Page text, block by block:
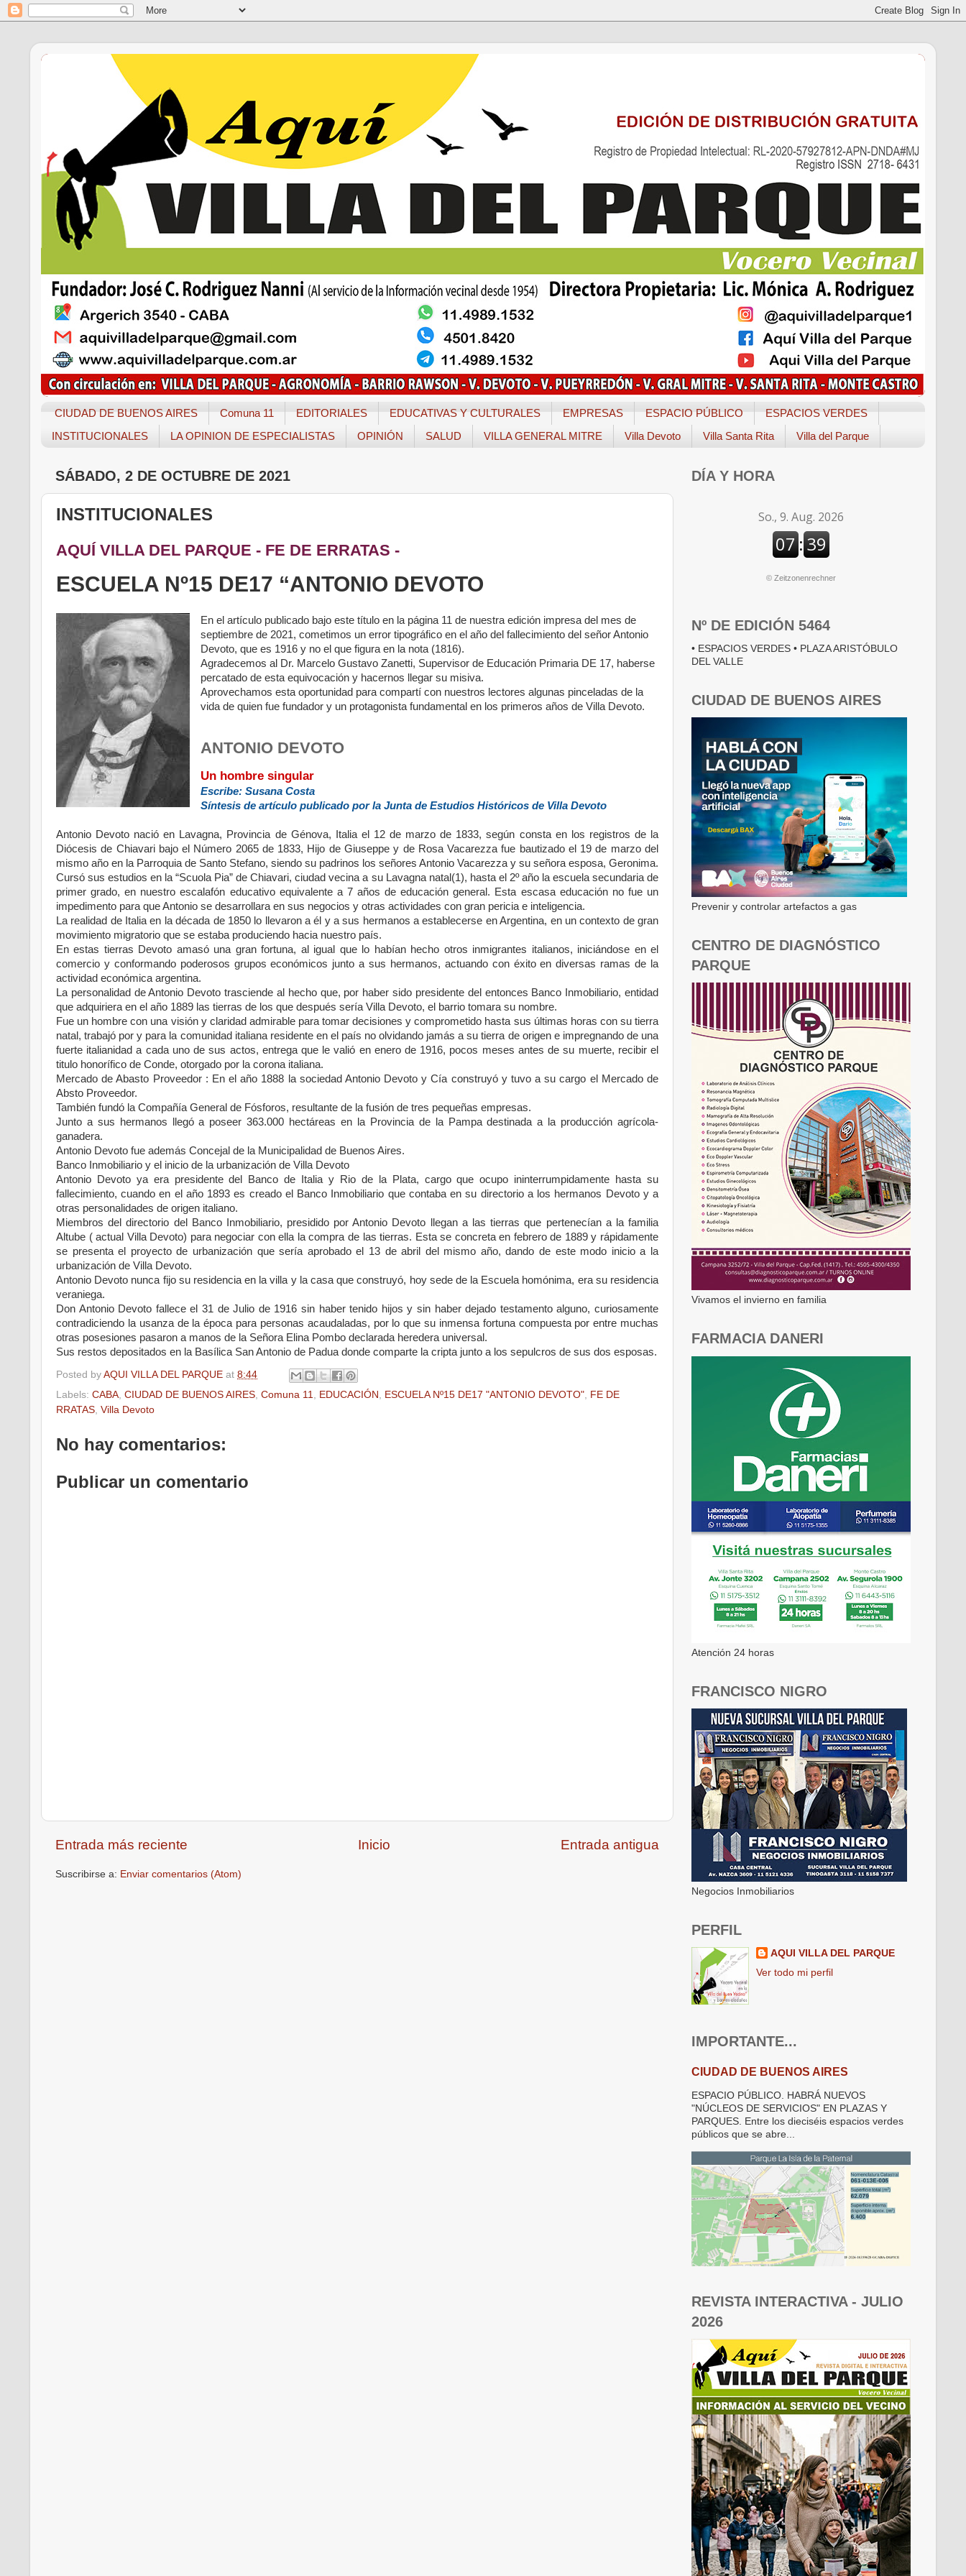
CIUDAD DE BUENOS AIRES Comuna 11 EDITORIALES EDUCATIVAS Y CULTURALES EMPRESAS ESPACIO PÚBLICO
ESPACIOS VERDES
INSTITUCIONALES
LA OPINION DE ESPECIALISTAS OPINIÓN SALUD VILLA GENERAL MITRE Villa Devoto Villa Santa Rita Villa del Parque
SÁBADO, 2 DE OCTUBRE DE 2021
INSTITUCIONALES
AQUÍ VILLA DEL PARQUE - FE DE ERRATAS -
ESCUELA Nº15 DE17 “ANTONIO DEVOTO
En el artículo publicado bajo este título en la página 11 de nuestra edición impresa del mes de
septiembre de 2021, cometimos un error tipográfico en el año del fallecimiento del señor Antonio
Devoto, que es 1916 y no el que figura en la nota (1816).
Agradecemos al Dr. Marcelo Gustavo Zanetti, Supervisor de Educación Primaria DE 17, haberse
percatado de esta equivocación y hacernos llegar su misiva.
Aprovechamos esta oportunidad para compartí con nuestros lectores algunas pinceladas de la
vida de quien fue fundador y un protagonista fundamental en los primeros años de Villa Devoto.
ANTONIO DEVOTO
Un hombre singular
Escribe: Susana Costa
Síntesis de artículo publicado por la Junta de Estudios Históricos de Villa Devoto
Antonio Devoto nació en Lavagna, Provincia de Génova, Italia el 12 de marzo de 1833, según consta en los registros de la
Diócesis de Chiavari bajo el Número 2065 de 1833, Hijo de Giuseppe y de Rosa Vacarezza fue bautizado el 19 de marzo del
mismo año en la Parroquia de Santo Stefano, siendo su padrinos los señores Antonio Vacarezza y su señora esposa, Geronima.
Cursó sus estudios en la “Scuola Pia” de Chiavari, ciudad vecina a su Lavagna natal(1), hasta el 2º año la escuela secundaria de
primer grado, en nuestro escalafón educativo equivalente a 7 años de educación general. Esta escasa educación no fue un
impedimento para que Antonio se desarrollara en sus negocios y otras actividades con gran pericia e inteligencia.
La realidad de Italia en la década de 1850 lo llevaron a él y a sus hermanos a establecerse en Argentina, en un contexto de gran
movimiento migratorio que se estaba produciendo hacia nuestro país.
En estas tierras Devoto amasó una gran fortuna, al igual que lo habían hecho otros inmigrantes italianos, iniciándose en el
comercio y conformando poderosos grupos económicos junto a sus hermanos, actuando con éxito en diversas ramas de la
actividad económica argentina.
La personalidad de Antonio Devoto trasciende al hecho que, por haber sido presidente del entonces Banco Inmobiliario, entidad
que adquiriera en el año 1889 las tierras de los que después sería Villa Devoto, el barrio tomara su nombre.
Fue un hombre con una visión y claridad admirable para tomar decisiones y comprometido hasta sus últimas horas con su tierra
natal, trabajó por y para la comunidad italiana residente en el país no olvidando jamás a su tierra de origen e impregnando de una
fuerte italianidad a cada uno de sus actos, entrega que le valió en enero de 1916, pocos meses antes de su muerte, recibir el
titulo honorífico de Conde, otorgado por la corona italiana.
Mercado de Abasto Proveedor : En el año 1888 la sociedad Antonio Devoto y Cía construyó y tuvo a su cargo el Mercado de
Absto Proveedor.
También fundó la Compañía General de Fósforos, resultante de la fusión de tres pequeñas empresas.
Junto a sus hermanos llegó a poseer 363.000 hectáreas en la Provincia de la Pampa destinada a la producción agrícola-
ganadera.
Antonio Devoto fue además Concejal de la Municipalidad de Buenos Aires.
Banco Inmobiliario y el inicio de la urbanización de Villa Devoto
Antonio Devoto ya era presidente del Banco de Italia y Rio de la Plata, cargo que ocupo ininterrumpidamente hasta su
fallecimiento, cuando en el año 1893 es creado el Banco Inmobiliario que contaba en su directorio a los hermanos Devoto y a
otras personalidades de origen italiano.
Miembros del directorio del Banco Inmobiliario, presidido por Antonio Devoto llegan a las tierras que pertenecían a la familia
Altube ( actual Villa Devoto) para negociar con ella la compra de las tierras. Esta se concreta en febrero de 1889 y rápidamente
se presenta el proyecto de urbanización que sería aprobado el 13 de abril del mismo año, dando de este modo inicio a la
urbanización de Villa Devoto.
Antonio Devoto nunca fijo su residencia en la villa y la casa que construyó, hoy sede de la Escuela homónima, era su residencia
veraniega.
Don Antonio Devoto fallece el 31 de Julio de 1916 sin haber tenido hijos y sin haber dejado testamento alguno, curiosamente
contradiciendo la usanza de la época para personas acaudaladas, por lo que su inmensa fortuna compuesta por entre muchas
otras posesiones pasaron a manos de la Señora Elina Pombo declarada heredera universal.
Sus restos depositados en la Basílica San Antonio de Padua donde comparte la cripta junto a los sepulcros de sus dos esposas.
Posted by AQUI VILLA DEL PARQUE at 8:44
Labels: CABA, CIUDAD DE BUENOS AIRES, Comuna 11, EDUCACIÓN , ESCUELA Nº15 DE17 "ANTONIO DEVOTO", FE DE
RRATAS, Villa Devoto
No hay comentarios:
Publicar un comentario
Entrada más reciente Entrada antigua
Inicio
Suscribirse a: Enviar comentarios (Atom)
DÍA Y HORA
© Zeitzonenrechner
Nº DE EDICIÓN 5464
• ESPACIOS VERDES • PLAZA ARISTÓBULO
DEL VALLE
CIUDAD DE BUENOS AIRES
Prevenir y controlar artefactos a gas
CENTRO DE DIAGNÓSTICO
PARQUE
Vivamos el invierno en familia
FARMACIA DANERI
Atención 24 horas
FRANCISCO NIGRO
Negocios Inmobiliarios
PERFIL
AQUI VILLA DEL PARQUE
Ver todo mi perfil
IMPORTANTE...
CIUDAD DE BUENOS AIRES
ESPACIO PÚBLICO. HABRÁ NUEVOS
"NÚCLEOS DE SERVICIOS" EN PLAZAS Y
PARQUES. Entre los dieciséis espacios verdes
públicos que se abre...
REVISTA INTERACTIVA - JULIO
2026